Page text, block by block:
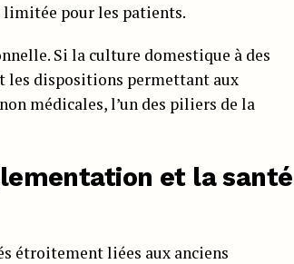
limitée pour les patients.
Si la culture domestique à des
les dispositions permettant aux
médicales, l’un des piliers de la
et la santé
étroitement liées aux anciens